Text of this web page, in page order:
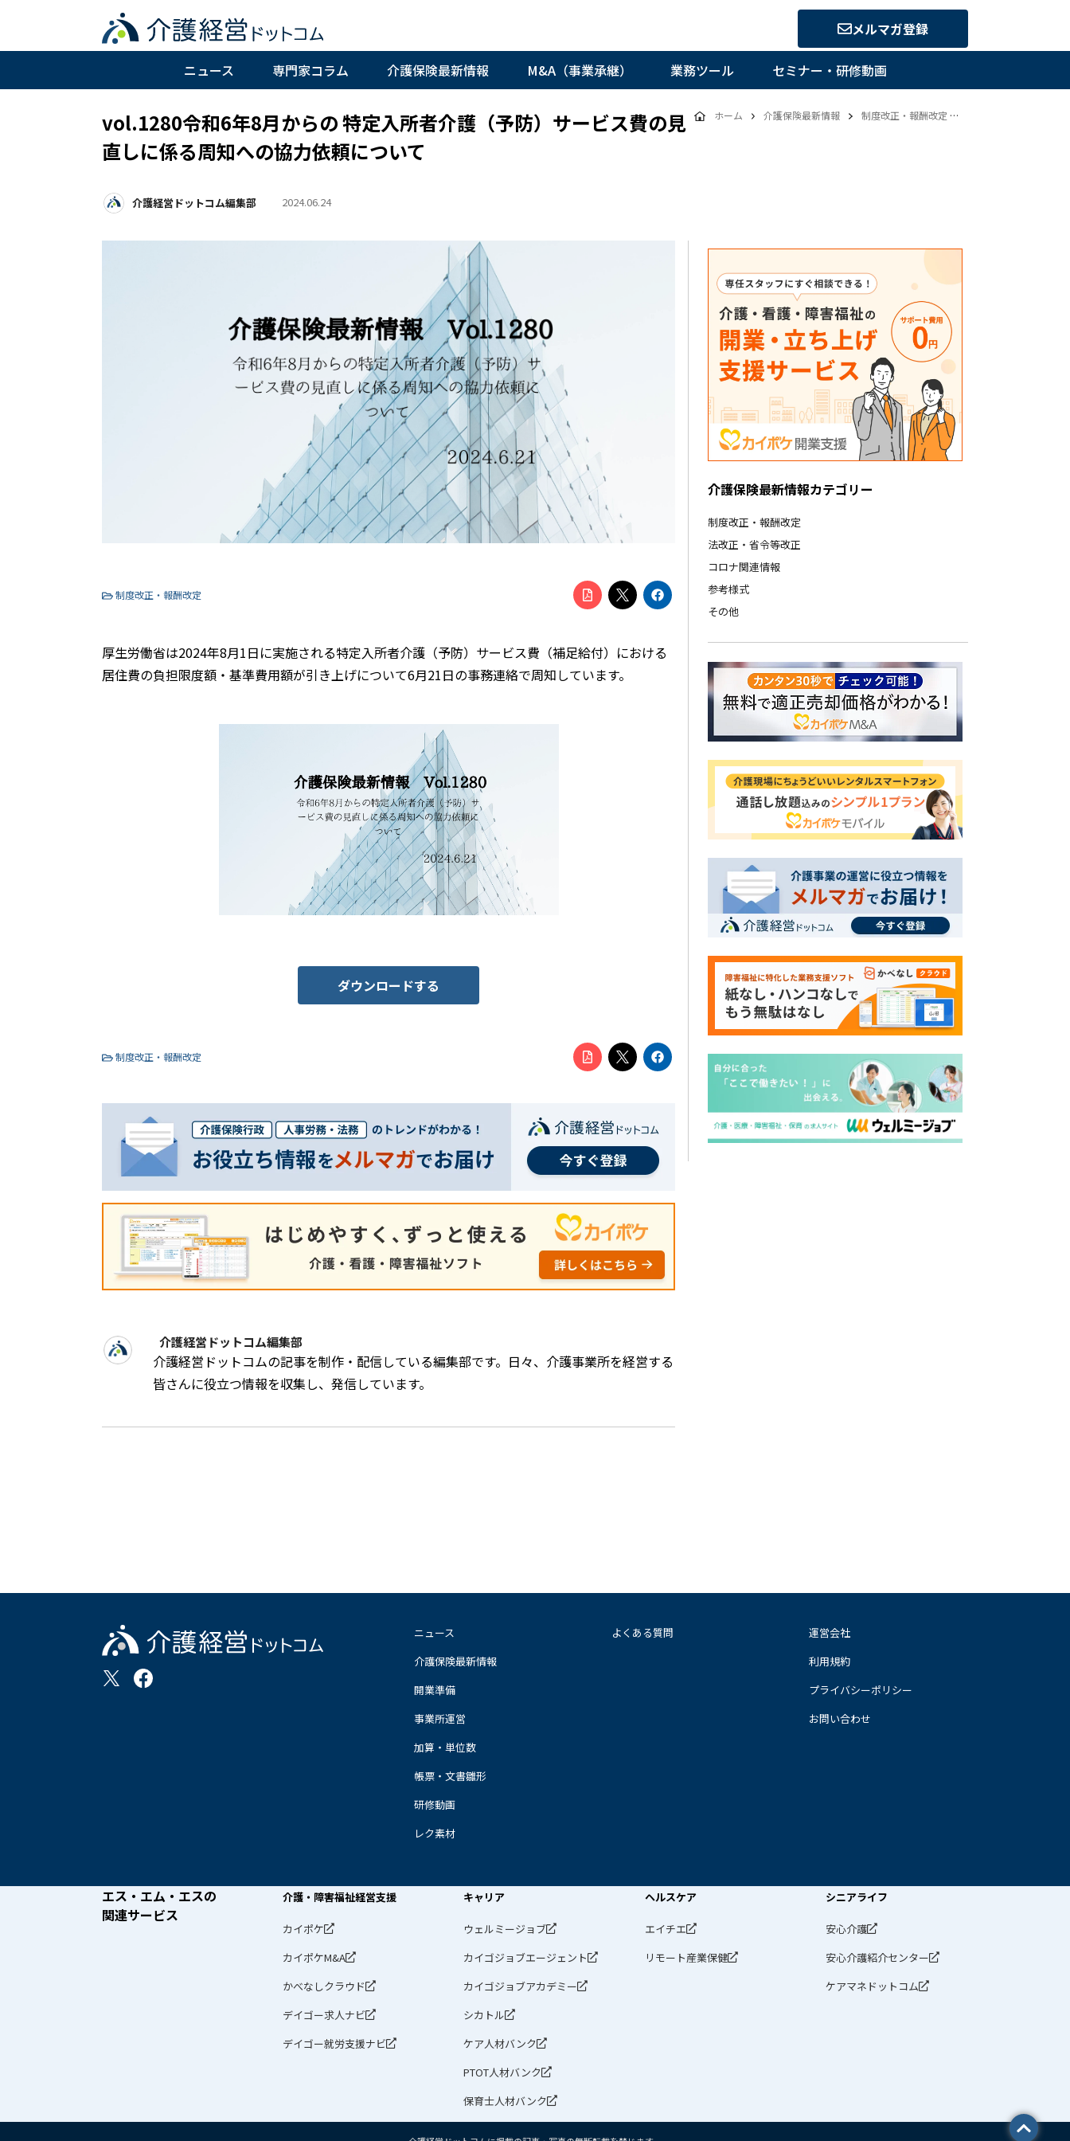
メルマガ登録
ニュース 専門家コラム 介護保険最新情報 M&A（事業承継） 業務ツール セミナー・研修動画
vol.1280令和6年8月からの 特定入所者介護（予防）サービス費の見
直しに係る周知への協力依頼について
介護経営ドットコム編集部 2024.06.24
ホーム 介護保険最新情報 制度改正・報酬改定
制度改正・報酬改定
厚生労働省は2024年8月1日に実施される特定入所者介護（予防）サービス費（補足給付）における
居住費の負担限度額・基準費用額が引き上げについて6月21日の事務連絡で周知しています。
ダウンロードする
制度改正・報酬改定
介護経営ドットコム編集部
介護経営ドットコムの記事を制作・配信している編集部です。日々、介護事業所を経営する
皆さんに役立つ情報を収集し、発信しています。
介護保険最新情報カテゴリー
制度改正・報酬改定
法改正・省令等改正
コロナ関連情報
参考様式
その他
ニュース
介護保険最新情報
開業準備
事業所運営
加算・単位数
帳票・文書雛形
研修動画
レク素材
よくある質問
運営会社
利用規約
プライバシーポリシー
お問い合わせ
エス・エム・エスの
関連サービス
介護・障害福祉経営支援
カイポケ
カイポケM&A
かべなしクラウド
デイゴー求人ナビ
デイゴー就労支援ナビ
キャリア
ウェルミージョブ
カイゴジョブエージェント
カイゴジョブアカデミー
シカトル
ケア人材バンク
PTOT人材バンク
保育士人材バンク
ヘルスケア
エイチエ
リモート産業保健
シニアライフ
安心介護
安心介護紹介センター
ケアマネドットコム